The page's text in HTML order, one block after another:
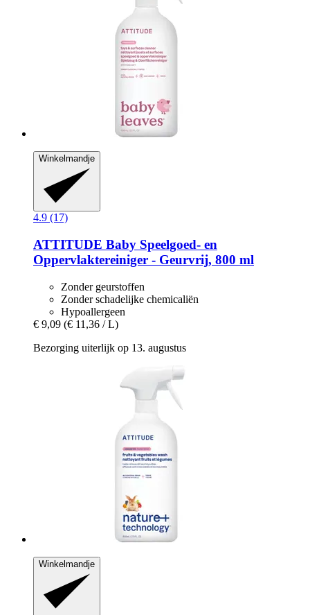
Winkelmandje
4.9 (17)
ATTITUDE Baby Speelgoed-​ en
Oppervlaktereiniger -​ Geurvrij, 800 ml
Zonder geurstoffen
Zonder schadelijke chemicaliën
Hypoallergeen
€ 9,09 (€ 11,36 / L)
Bezorging uiterlijk op 13. augustus
Winkelmandje